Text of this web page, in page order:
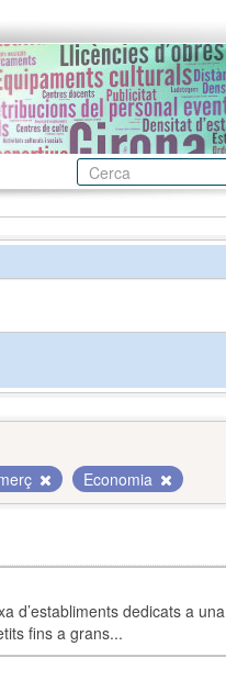
Economia
d’establiments dedicats a una
fins a grans...